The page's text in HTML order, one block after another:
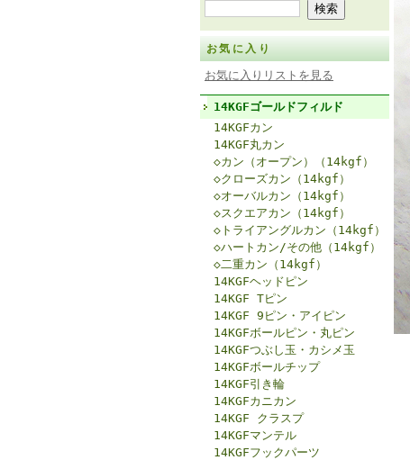
お気に入り
お気に入りリストを見る
14KGFゴールドフィルド
14KGFカン
14KGF丸カン
◇カン（オープン）（14kgf）
◇クローズカン（14kgf）
◇オーバルカン（14kgf）
◇スクエアカン（14kgf）
◇トライアングルカン（14kgf）
◇ハートカン/その他（14kgf）
◇二重カン（14kgf）
14KGFヘッドピン
14KGF Tピン
14KGF 9ピン・アイピン
14KGFボールピン・丸ピン
14KGFつぶし玉・カシメ玉
14KGFボールチップ
14KGF引き輪
14KGFカニカン
14KGF クラスプ
14KGFマンテル
14KGFフックパーツ